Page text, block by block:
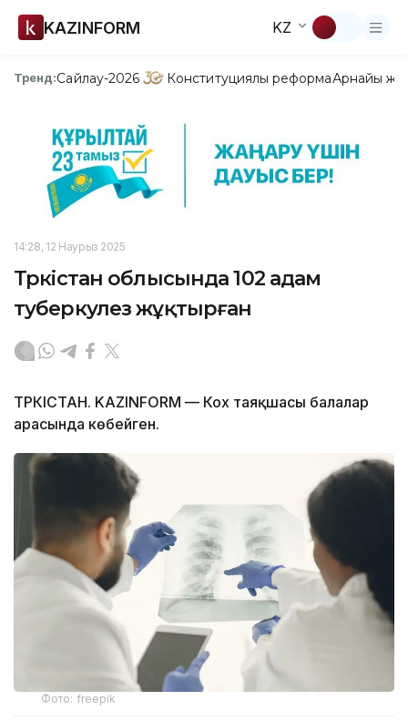
KAZINFORM KZ
Тренд:Сайлау-2026 Конституциялық реформаАрнайы
14:28, 12 Наурыз 2025
Түркістан облысында 102 адам
туберкулез жұқтырған
ТҮРКІСТАН. KAZINFORM — Кох таяқшасы балалар
арасында көбейген.
Фото: freepik